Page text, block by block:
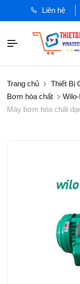
Liên hệ
Trang chủ Thiết Bị
Bơm hóa chất
Máy bơm hóa chất